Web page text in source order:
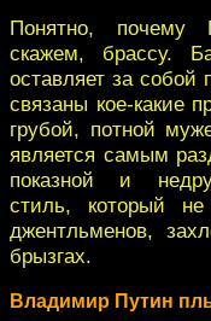
Понятно, почему
скажем, брассу.
оставляет за
связаны кое-какие
грубой, потной
является самым
показной и
стиль, который
джентльменов,
брызгах.
Владимир Путин